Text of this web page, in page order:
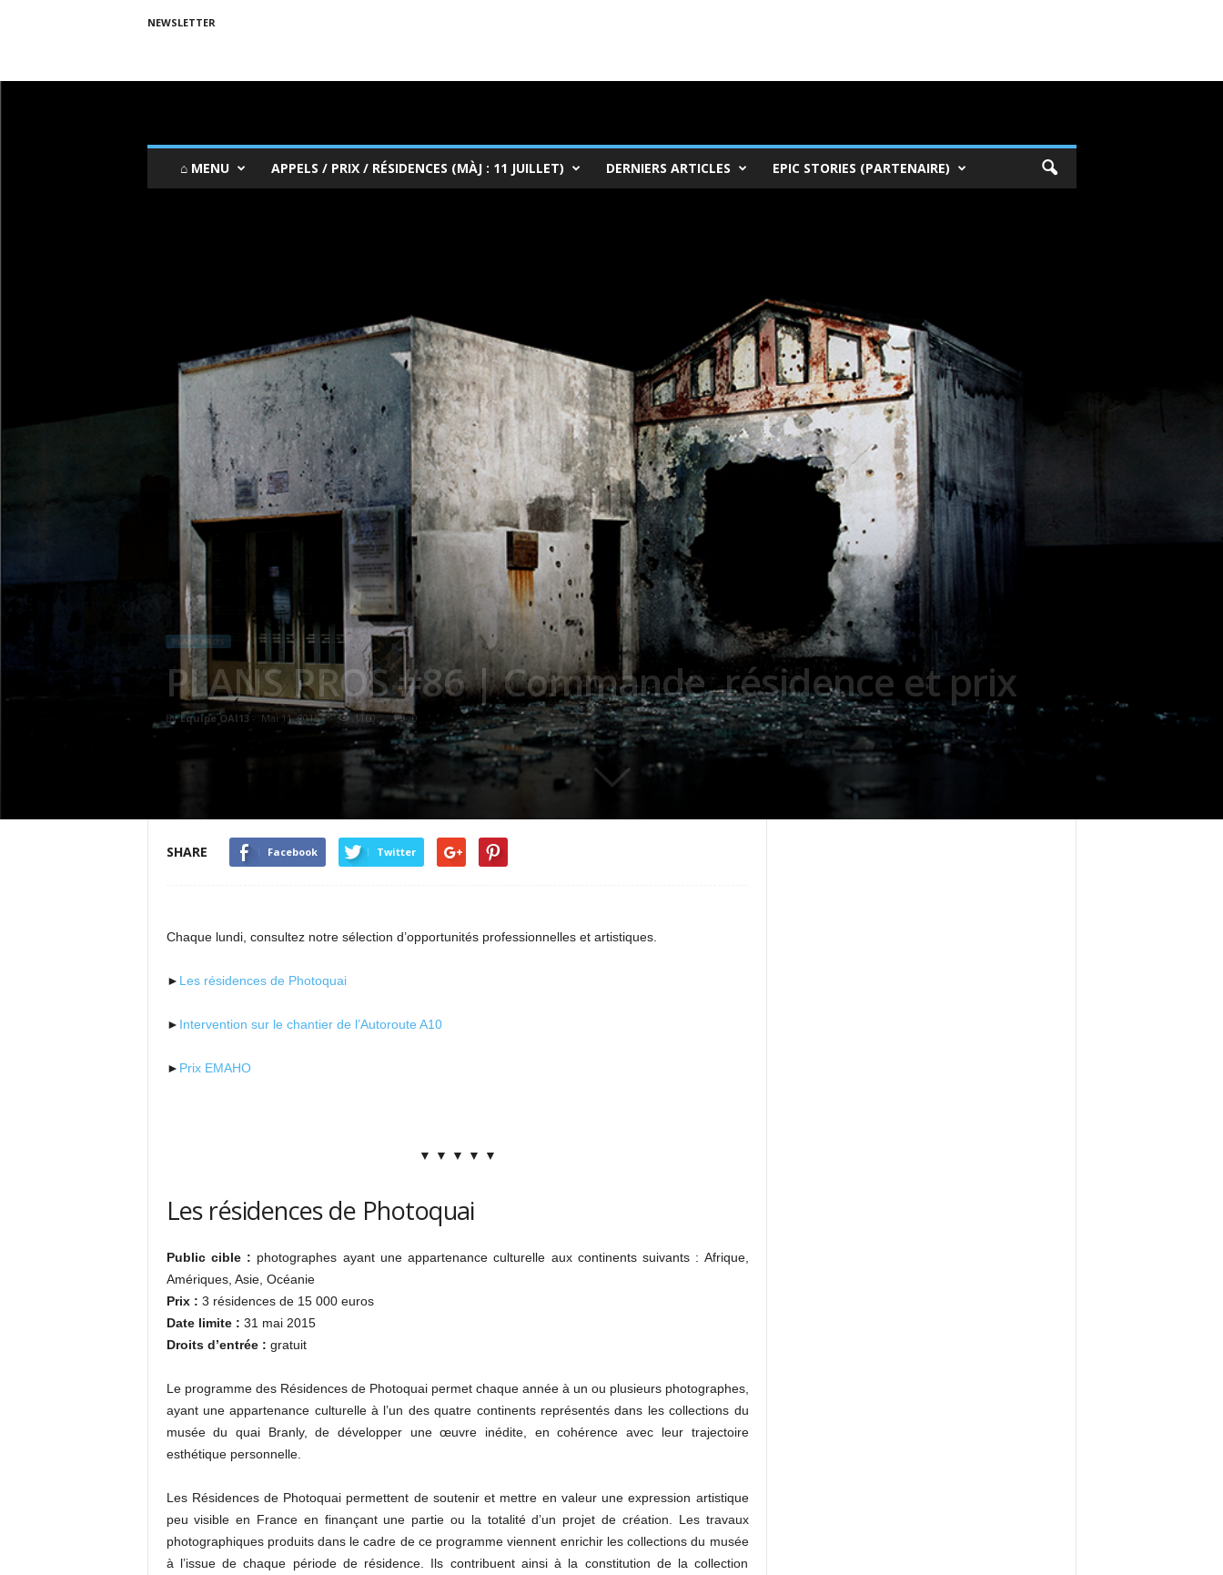
NEWSLETTER
⌂ MENU APPELS / PRIX / RÉSIDENCES (MÀJ : 11 JUILLET) DERNIERS ARTICLES EPIC STORIES (PARTENAIRE)
PLANS PROS
PLANS PROS #86 | Commande, résidence et prix
By Équipe OAI13- Mai 11, 2015 1160 0
SHARE Facebook Twitter
Chaque lundi, consultez notre sélection d’opportunités professionnelles et artistiques.
► Les résidences de Photoquai
► Intervention sur le chantier de l’Autoroute A10
► Prix EMAHO
▼ ▼ ▼ ▼ ▼
Les résidences de Photoquai
Public cible : photographes ayant une appartenance culturelle aux continents suivants : Afrique,
Amériques, Asie, Océanie
Prix : 3 résidences de 15 000 euros
Date limite : 31 mai 2015
Droits d’entrée : gratuit
Le programme des Résidences de Photoquai permet chaque année à un ou plusieurs photographes,
ayant une appartenance culturelle à l’un des quatre continents représentés dans les collections du
musée du quai Branly, de développer une œuvre inédite, en cohérence avec leur trajectoire
esthétique personnelle.
Les Résidences de Photoquai permettent de soutenir et mettre en valeur une expression artistique
peu visible en France en finançant une partie ou la totalité d’un projet de création. Les travaux
photographiques produits dans le cadre de ce programme viennent enrichir les collections du musée
à l’issue de chaque période de résidence. Ils contribuent ainsi à la constitution de la collection